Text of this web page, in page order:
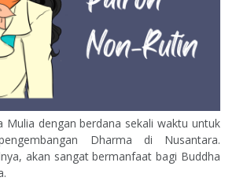
Mulia dengan berdana sekali waktu untuk
Dharma di Nusantara.
akan sangat bermanfaat bagi Buddha